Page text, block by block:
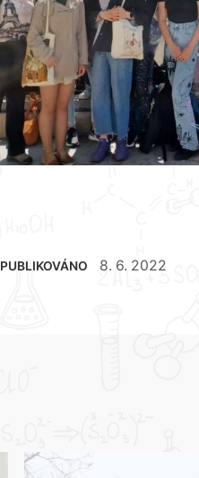
PUBLIKOVÁNO 8. 6. 2022